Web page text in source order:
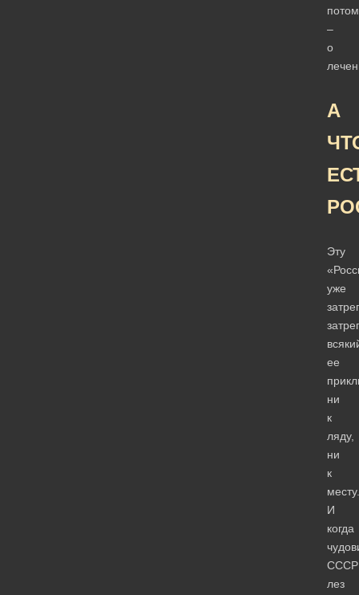
потом
–
о
А
Эту
уже
ее
ни
к
ляду,
ни
к
месту.
И
когда
СССР
лез